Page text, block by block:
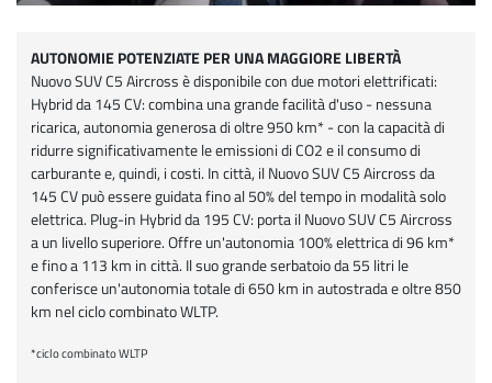
AUTONOMIE POTENZIATE PER UNA MAGGIORE LIBERTÀ
Nuovo SUV C5 Aircross è disponibile con due motori elettrificati:
Hybrid da 145 CV: combina una grande facilità d'uso - nessuna
ricarica, autonomia generosa di oltre 950 km* - con la capacità di
ridurre significativamente le emissioni di CO2 e il consumo di
carburante e, quindi, i costi. In città, il Nuovo SUV C5 Aircross da
145 CV può essere guidata fino al 50% del tempo in modalità solo
elettrica. Plug-in Hybrid da 195 CV: porta il Nuovo SUV C5 Aircross
a un livello superiore. Offre un'autonomia 100% elettrica di 96 km*
e fino a 113 km in città. Il suo grande serbatoio da 55 litri le
conferisce un'autonomia totale di 650 km in autostrada e oltre 850
km nel ciclo combinato WLTP.
*ciclo combinato WLTP